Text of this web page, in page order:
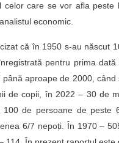
celor care se vor afla
economic.
că în 1950 s-au născut
pentru prima
aproape de 2000,
de copii, în 2022 – 30 de
100 de persoane de
6/7 nepoți. În 1970 –